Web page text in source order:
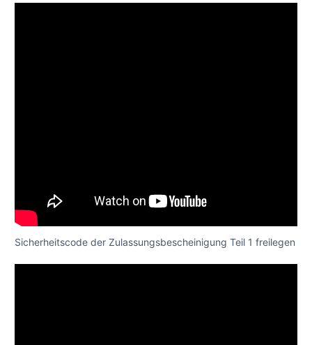
Sicherheitscode der Zulassungsbescheinigung Teil 1 freilegen